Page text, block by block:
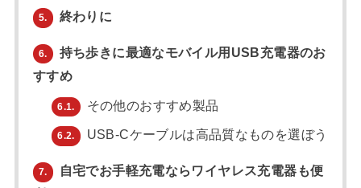
5. 終わりに
6.
持ち歩きに最適なモバイル用USB充電器のお
すすめ
6.1. その他のおすすめ製品
6.2. USB-Cケーブルは高品質なものを選ぼう
7.
自宅でお手軽充電ならワイヤレス充電器も便